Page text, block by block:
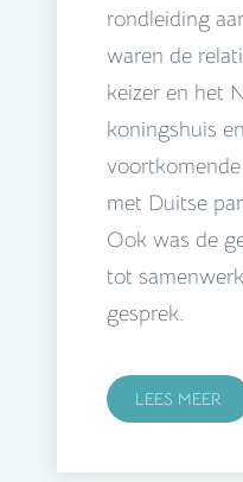
rondleiding
waren de
keizer en het
koningshuis
met Duitse
Ook was de
tot
gesprek.
LEES MEER